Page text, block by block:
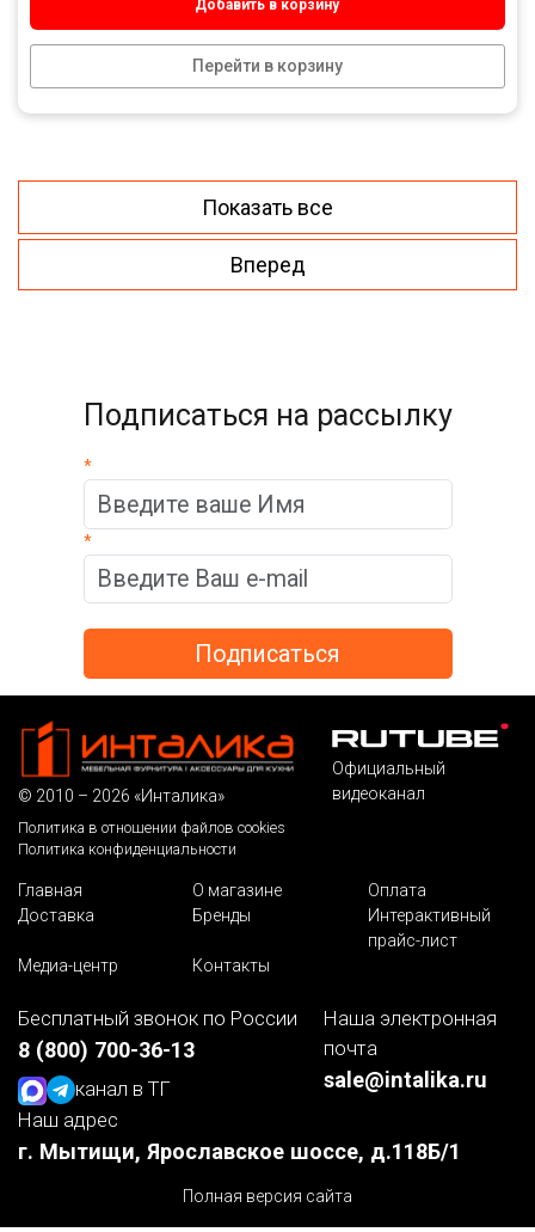
Добавить в корзину
Перейти в корзину
Показать все
Вперед
Подписаться на рассылку
*
*
© 2010 – 2026 «Инталика»
Политика в отношении файлов cookies
Политика конфиденциальности
Официальный
видеоканал
Главная О магазине
Оплата
Доставка
Бренды
Интерактивный
прайс-лист
Медиа-центр
Контакты
Бесплатный звонок по России
8 (800) 700-36-13
канал в ТГ
Наша электронная
почта
sale@intalika.ru
Наш адрес
г. Мытищи, Ярославское шоссе, д.118Б/1
Полная версия сайта